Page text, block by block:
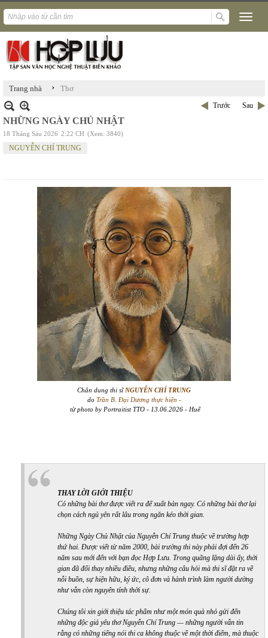
Trang nhà › Thơ
Trước Sau
NHỮNG NGÀY CHỦ NHẬT
18 Tháng Sáu 2026 2:22 CH (Xem: 3840)
NGUYỄN CHÍ TRUNG
Chân dung thi sĩ NGUYỄN CHÍ TRUNG
do Trần B. Đại Dương thực hiện -
từ photo by Portraitist TTO - 13.06.2026 - Huế
THAY LỜI GIỚI THIỆU
Có những bài thơ được viết ra để xuất bản ngay. Có những bài thơ lại
chọn cách ngủ yên rất lâu trong ngăn kéo thời gian.
Những Ngày Chủ Nhậtcủa Nguyễn Chí Trung thuộc về trường hợp
thứ hai. Được viết từ năm 2000, bài trường thi này phải đợi đến 26
năm sau mới đến với bạn đọc Hợp Lưu. Trong quãng lặng dài ấy, thời
gian đã đổi thay nhiều điều, nhưng những câu hỏi mà thi sĩ đặt ra về
nỗi buồn, sự hiện hữu, ký ức, cô đơn và hành trình làm người dường
như vẫn còn nguyên tính thời sự.
Chúng tôi xin giới thiệu tác phẩm như một món quà nhỏ gửi đến
những độc giả yêu thơ Nguyễn Chí Trung — những người vẫn tin
rằng có những tiếng nói thi ca không thuộc về một thời điểm, mà thuộc